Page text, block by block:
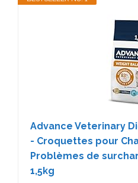
Advance Veterinary
- Croquettes pour
Problèmes de
1,5kg